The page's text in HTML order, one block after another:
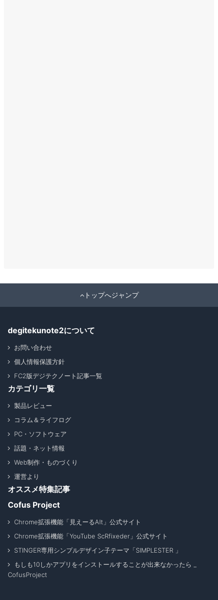
トップへジャンプ
degitekunote2について
お問い合わせ
個人情報保護方針
FC2版デジテクノート記事一覧
カテゴリ一覧
製品レビュー
コラム＆ライフログ
PC・ソフトウェア
話題・ネット情報
Web制作・ものづくり
運営より
オススメ特集記事
Cofus Project
Chrome拡張機能「見えーるAlt」公式サイト
Chrome拡張機能「YouTube ScRfixeder」公式サイト
STINGER専用シンプルデザイン子テーマ「SIMPLESTER 」
もしも10しかアプリをインストールすることが出来なかったら _
CofusProject